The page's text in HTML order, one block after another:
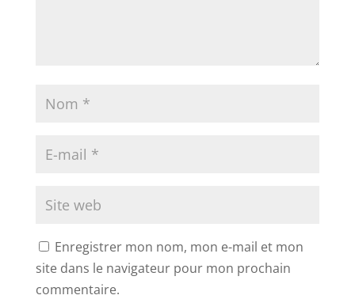
Enregistrer mon nom, mon e-mail et mon
site dans le navigateur pour mon prochain
commentaire.